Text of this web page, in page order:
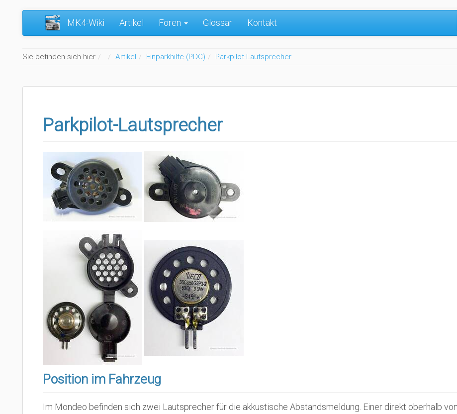
MK4-Wiki Artikel Foren Glossar Kontakt
Sie befinden sich hier Home
Artikel Einparkhilfe (PDC) Parkpilot-Lautsprecher
Parkpilot-Lautsprecher
Position im Fahrzeug
Im Mondeo befinden sich zwei Lautsprecher für die akkustische Abstandsmeldung. Einer direkt oberhalb